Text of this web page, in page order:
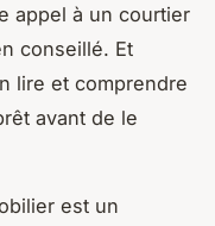
appel à un courtier
conseillé. Et
lire et comprendre
avant de le
est un